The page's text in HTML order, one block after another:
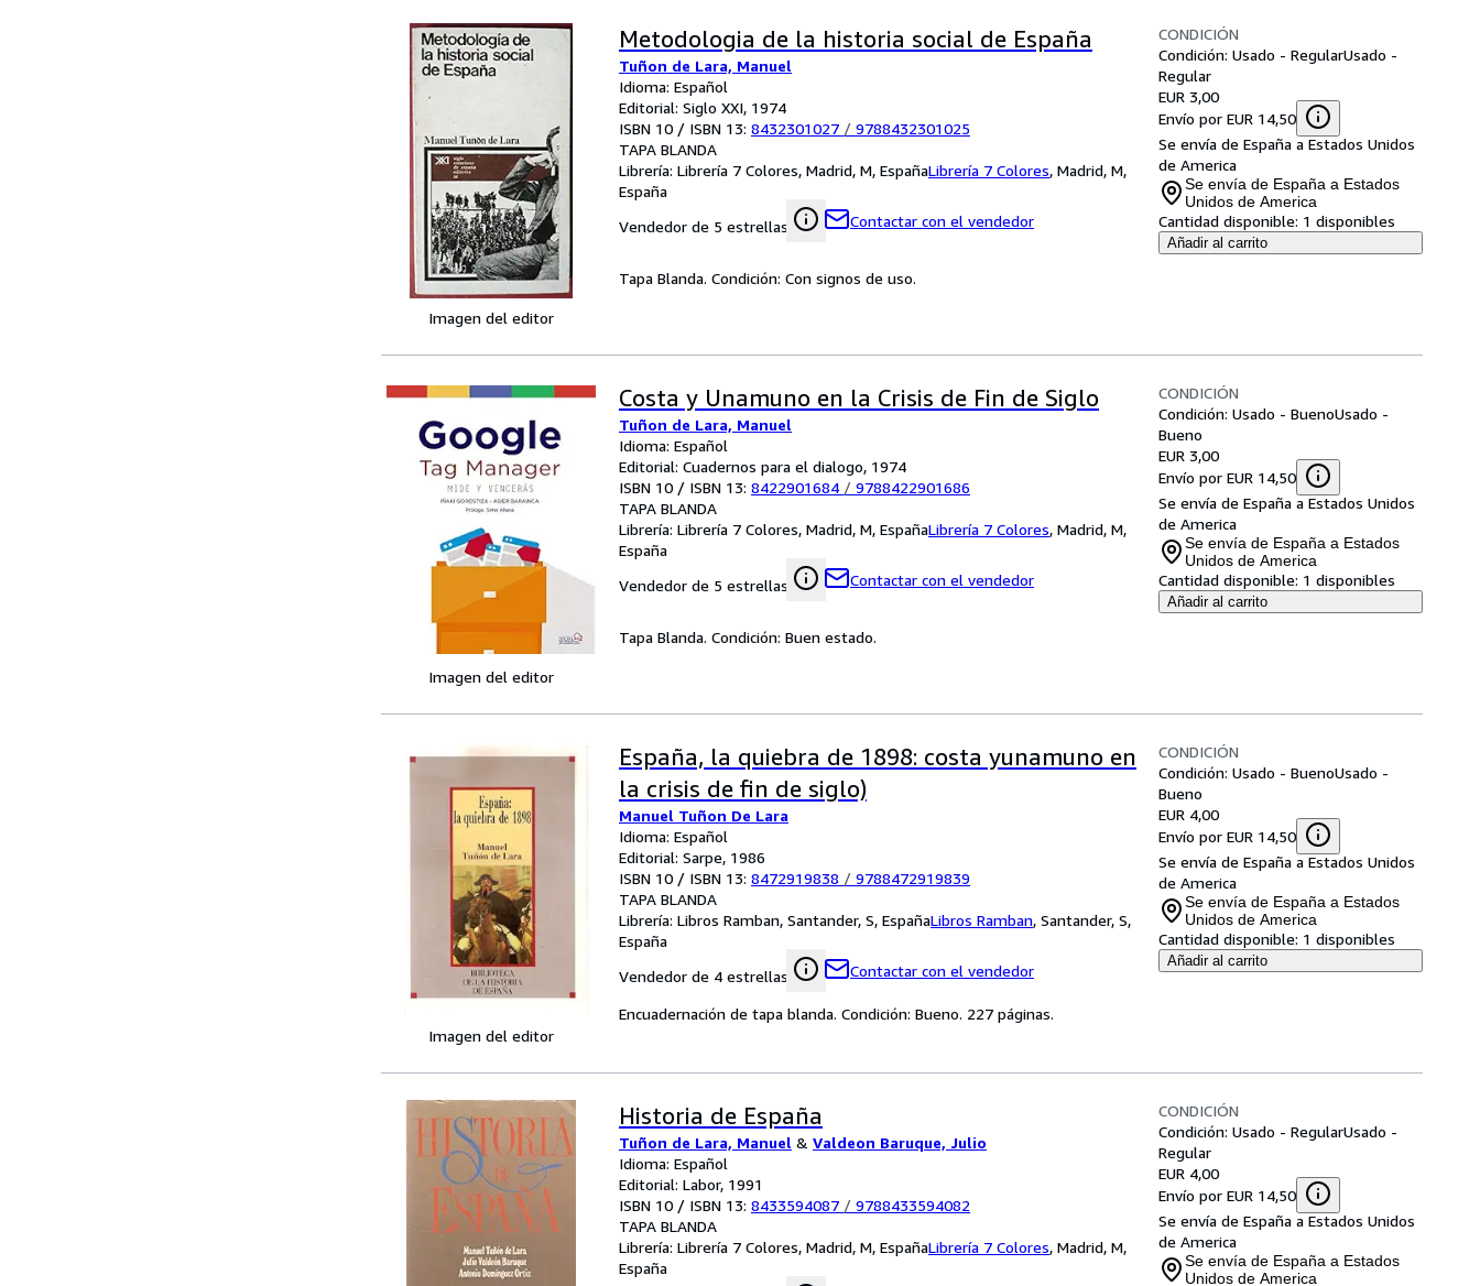
Imagen del editor
Metodologia de la historia social de España
Tuñon de Lara, Manuel
Idioma: Español
Editorial: Siglo XXI, 1974
ISBN 10 / ISBN 13: 8432301027 / 9788432301025
TAPA BLANDA
Librería: Librería 7 Colores, Madrid, M, EspañaLibrería 7 Colores, Madrid, M,
España
Vendedor de 5 estrellas
Contactar con el vendedor
CONDICIÓN
Condición: Usado - RegularUsado -
Regular
EUR 3,00
Envío por EUR 14,50
Se envía de España a Estados Unidos
de America
Se envía de España a Estados
Unidos de America
Cantidad disponible: 1 disponibles
Añadir al carrito
Tapa Blanda. Condición: Con signos de uso.
Imagen del editor
Costa y Unamuno en la Crisis de Fin de Siglo
Tuñon de Lara, Manuel
Idioma: Español
Editorial: Cuadernos para el dialogo, 1974
ISBN 10 / ISBN 13: 8422901684 / 9788422901686
TAPA BLANDA
Librería: Librería 7 Colores, Madrid, M, EspañaLibrería 7 Colores, Madrid, M,
España
Vendedor de 5 estrellas
Contactar con el vendedor
CONDICIÓN
Condición: Usado - BuenoUsado -
Bueno
EUR 3,00
Envío por EUR 14,50
Se envía de España a Estados Unidos
de America
Se envía de España a Estados
Unidos de America
Cantidad disponible: 1 disponibles
Añadir al carrito
Tapa Blanda. Condición: Buen estado.
Imagen del editor
España, la quiebra de 1898: costa yunamuno en
la crisis de fin de siglo)
Manuel Tuñon De Lara
Idioma: Español
Editorial: Sarpe, 1986
ISBN 10 / ISBN 13: 8472919838 / 9788472919839
TAPA BLANDA
Librería: Libros Ramban, Santander, S, EspañaLibros Ramban, Santander, S,
España
Vendedor de 4 estrellas
Contactar con el vendedor
CONDICIÓN
Condición: Usado - BuenoUsado -
Bueno
EUR 4,00
Envío por EUR 14,50
Se envía de España a Estados Unidos
de America
Se envía de España a Estados
Unidos de America
Cantidad disponible: 1 disponibles
Añadir al carrito
Encuadernación de tapa blanda. Condición: Bueno. 227 páginas.
Historia de España
Tuñon de Lara, Manuel & Valdeon Baruque, Julio
Idioma: Español
Editorial: Labor, 1991
ISBN 10 / ISBN 13: 8433594087 / 9788433594082
TAPA BLANDA
Librería: Librería 7 Colores, Madrid, M, EspañaLibrería 7 Colores, Madrid, M,
España
CONDICIÓN
Condición: Usado - RegularUsado -
Regular
EUR 4,00
Envío por EUR 14,50
Se envía de España a Estados Unidos
de America
Se envía de España a Estados
Unidos de America